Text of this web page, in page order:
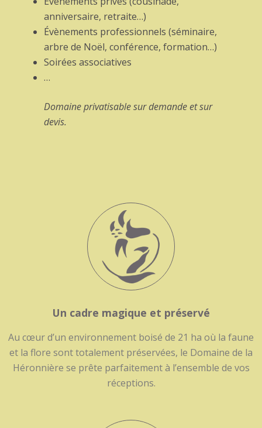
anniversaire, retraite…)
Évènements professionnels (séminaire,
arbre de Noël, conférence, formation…)
Soirées associatives
…
Domaine privatisable sur demande et sur
devis.
Un cadre magique et préservé
Au cœur d’un environnement boisé de 21 ha où la faune
et la flore sont totalement préservées, le Domaine de la
Héronnière se prête parfaitement à l’ensemble de vos
réceptions.